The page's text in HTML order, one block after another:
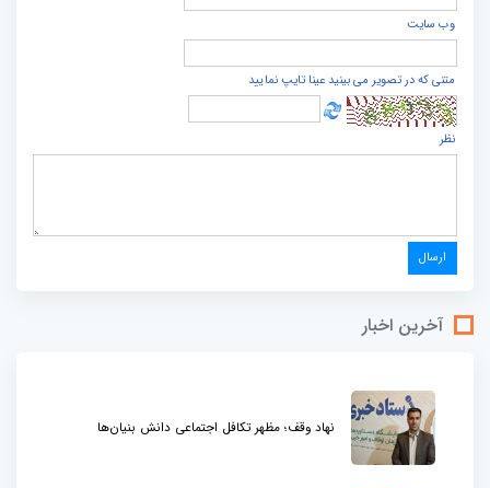
وب سایت
متنی که در تصویر می بینید عینا تایپ نمایید
نظر
آخرین اخبار
نهاد وقف؛ مظهر تکافل اجتماعی دانش بنیان‌ها